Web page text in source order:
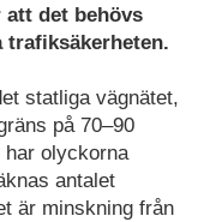
att det behövs
statliga vägnätet,
på 70–90
har olyckorna
antalet
är minskning från